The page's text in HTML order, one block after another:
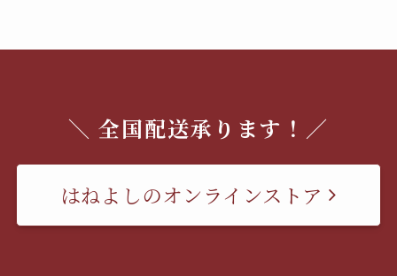
＼ 全国配送承ります！／
はねよしのオンラインストア